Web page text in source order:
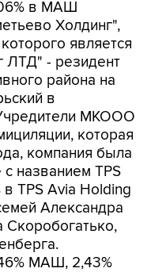
является
- резидент
района на
в
МКООО
которая
компания была
названием TPS
TPS Avia Holding
Александра
МАШ, 2,43%
у менеджмента